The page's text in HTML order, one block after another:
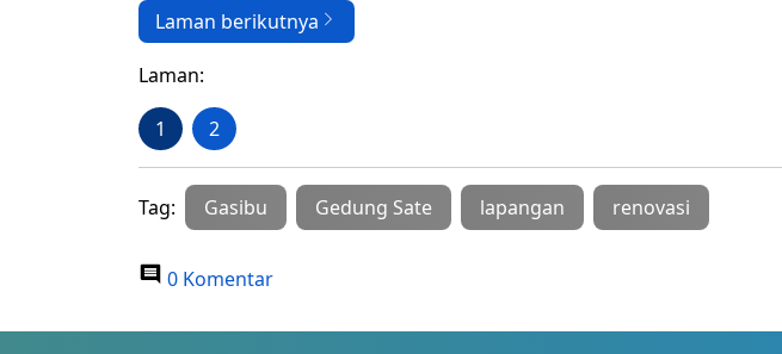
Laman berikutnya
Laman:
1 2
Tag: Gasibu Gedung Sate lapangan renovasi
0 Komentar